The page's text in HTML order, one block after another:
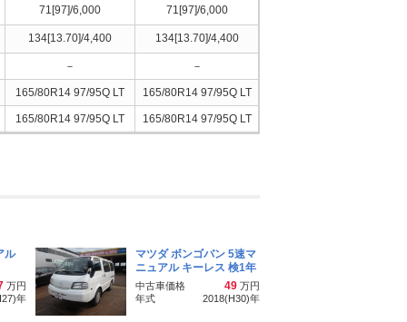
71[97]/6,000 71[97]/6,000
134[13.70]/4,400 134[13.70]/4,400
－ －
165/80R14 97/95Q LT 165/80R14 97/95Q LT
165/80R14 97/95Q LT 165/80R14 97/95Q LT
ル
万円
年
マツダ ボンゴバン 5速マ
ニュアル キーレス 検1年
中古車価格 49 万円
年式
2018(H30)年